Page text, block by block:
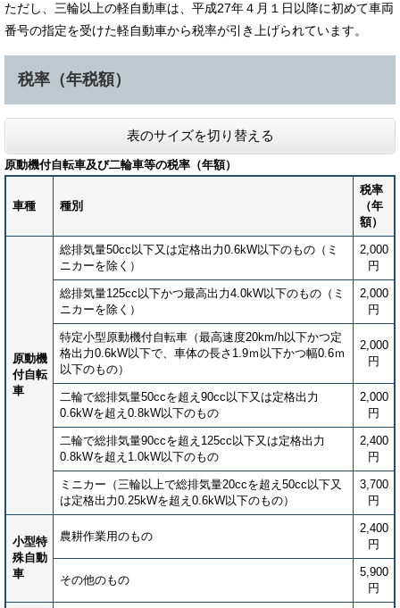
ただし、三輪以上の軽自動車は、平成27年４月１日以降に初めて車両
番号の指定を受けた軽自動車から税率が引き上げられています。
税率（年税額）
表のサイズを切り替える
原動機付自転車及び二輪車等の税率（年額）
車種 種別
税率
（年
額）
原動機
付自転
車
総排気量50cc以下又は定格出力0.6kW以下のもの（ミ
ニカーを除く）
2,000
円
総排気量125cc以下かつ最高出力4.0kW以下のもの（ミ
ニカーを除く）
2,000
円
特定小型原動機付自転車（最高速度20km/h以下かつ定
格出力0.6kW以下で、車体の長さ1.9ｍ以下かつ幅0.6ｍ
以下のもの）
2,000
円
二輪で総排気量50ccを超え90cc以下又は定格出力
0.6kWを超え0.8kW以下のもの
2,000
円
二輪で総排気量90ccを超え125cc以下又は定格出力
0.8kWを超え1.0kW以下のもの
2,400
円
ミニカー（三輪以上で総排気量20ccを超え50cc以下又
は定格出力0.25kWを超え0.6kW以下のもの）
3,700
円
小型特
殊自動
車
農耕作業用のもの
2,400
円
その他のもの
5,900
円